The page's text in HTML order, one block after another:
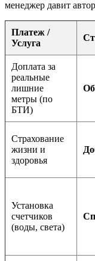
менеджер давит
Платеж /
Услуга
Доплата за
реальные
лишние
метры (по
БТИ)
Страхование
жизни и
здоровья
Установка
счетчиков
(воды, света)